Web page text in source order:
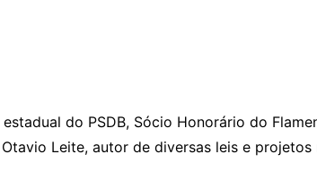
do PSDB, Sócio Honorário do
Leite, autor de diversas leis e